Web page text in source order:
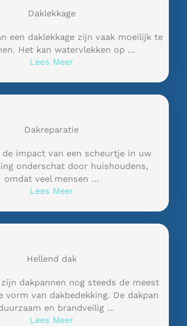
Daklekkage
een daklekkage zijn vaak moeilijk te
Het kan watervlekken op …
Lees Meer
Dakreparatie
de impact van een scheurtje in uw
onderschat door huishoudens,
omdat veel mensen …
Lees Meer
Hellend dak
dakpannen nog steeds de meest
vorm van dakbedekking. De dakpan
en brandveilig …
Lees Meer